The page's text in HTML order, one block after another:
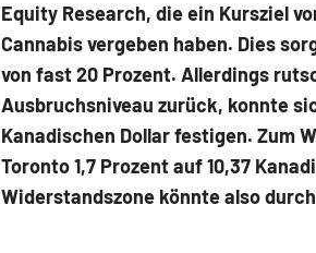
Equity Research, die ein Kursziel
Cannabis vergeben haben. Dies
von fast 20 Prozent. Allerdings
Ausbruchsniveau zurück, konnte
Kanadischen Dollar festigen. Zum
Toronto 1,7 Prozent auf 10,37
Widerstandszone könnte also